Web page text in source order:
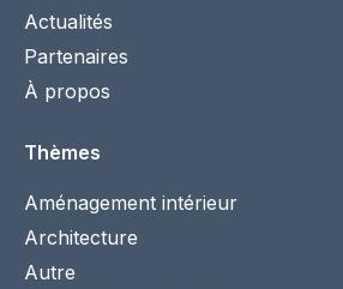
Actualités
Partenaires
À propos
Thèmes
Aménagement intérieur
Architecture
Autre